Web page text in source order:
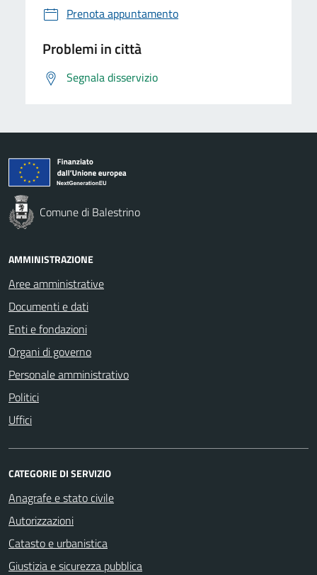
Prenota appuntamento
Problemi in città
Segnala disservizio
Comune di Balestrino
AMMINISTRAZIONE
Aree amministrative
Documenti e dati
Enti e fondazioni
Organi di governo
Personale amministrativo
Politici
Uffici
CATEGORIE DI SERVIZIO
Anagrafe e stato civile
Autorizzazioni
Catasto e urbanistica
Giustizia e sicurezza pubblica